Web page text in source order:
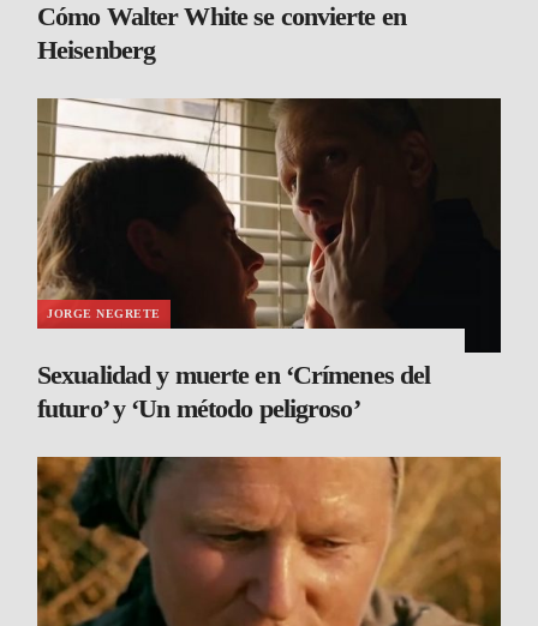
Cómo Walter White se convierte en
Heisenberg
JORGE NEGRETE
Sexualidad y muerte en ‘Crímenes del
futuro’ y ‘Un método peligroso’